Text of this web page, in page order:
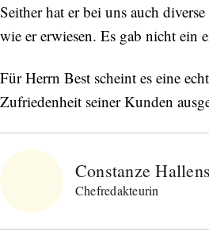
Seither hat er bei uns auch
wie er erwiesen. Es gab nicht ein
Für Herrn Best scheint es eine
Zufriedenheit seiner Kunden
Constanze
Chefredakteurin